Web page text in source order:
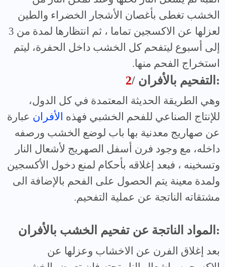
الخشب تغطى بأغصان الأشجار الخضراء والطين
لعزلها عن الاكسجين تماما ، ثم انتظارها لمدة من 3
إلى أسبوع ليتفحم كل الخشب داخل الحفرة، ليتم
استخراج الفحم منها.
2 / التفحيم بالأفران:
وهي الطريقة الحديثة المعتمدة في كل الدول،
للإنتاج الصناعي للفحم الخشبي فهذه الأفران عبارة
عن صهاريج معدنية بها باب لوضع الخشب ورصفه
داخله، مع وجود فرن أسفل الصهريج لأشعال النار
وتسخينه ، فبعد إغلاقه بأحكام لمنع دخول الأكسجين
ولمدة معينة يتم الحصول على الفحم بالإضافة الى
مشتقاته الناتجة عن عملية التفحيم.
المواد الناتجة عن تفحيم الخشب بالأفران:
بعد إغلاق الفرن عن الاخشاب وعزلها عن